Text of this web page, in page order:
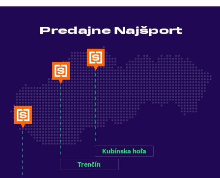
Predajne Najšport
Trenčín
Kubínska hoľa